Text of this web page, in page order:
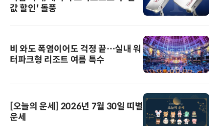
값 할인' 돌풍
비 와도 폭염이어도 걱정 끝…실내 워
터파크형 리조트 여름 특수
[오늘의 운세] 2026년 7월 30일 띠별
운세